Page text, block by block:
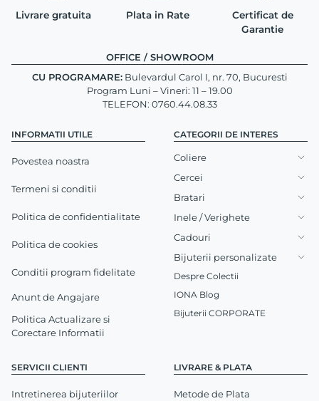
Livrare gratuita Plata in Rate
Certificat de
Garantie
INFORMATII UTILE
Povestea noastra
Termeni si conditii
Politica de confidentialitate
Politica de cookies
Conditii program fidelitate
Anunt de Angajare
Politica Actualizare si
Corectare Informatii
SERVICII CLIENTI
Intretinerea bijuteriilor
LIVRARE & PLATA
Metode de Plata
OFFICE / SHOWROOM
CU PROGRAMARE:Bulevardul Carol I, nr. 70, Bucuresti
Program Luni – Vineri: 11 – 19.00
TELEFON: 0760.44.08.33
CATEGORII DE INTERES
Coliere
Cercei
Bratari
Inele / Verighete
Cadouri
Bijuterii personalizate
Despre Colectii
IONA Blog
Bijuterii CORPORATE